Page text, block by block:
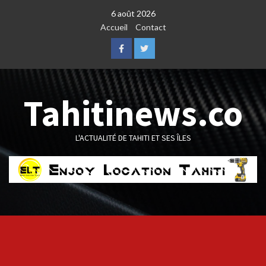
6 août 2026
Accueil
Contact
FacebookTwitter
Tahitinews.co
L'ACTUALITÉ DE TAHITI ET SES ÎLES